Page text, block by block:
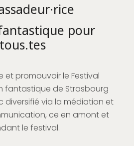
pour
tous.tes
et promouvoir le Festival
fantastique de Strasbourg
diversifié via la médiation et
ce en amont et
le festival.